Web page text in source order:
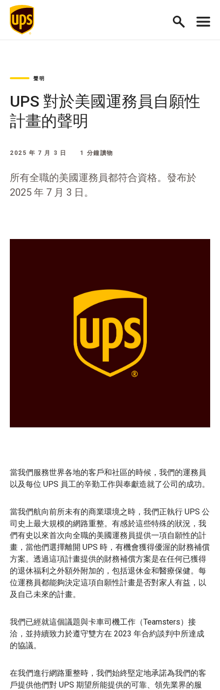
聲明
UPS 對於美國運務員自願性
計畫的聲明
2025 年 7 月 3 日 1 分鐘讀物
所有全職的美國運務員都符合資格。發布於
2025 年 7 月 3 日。
當我們服務世界各地的客戶和社區的時候，我們的運務員
以及每位 UPS 員工的辛勤工作與奉獻造就了公司的成功。
當我們航向前所未有的商業環境之時，我們正執行 UPS 公
司史上最大規模的網路重整。有感於這些特殊的狀況，我
們有史以來首次向全職的美國運務員提供一項自願性的計
畫，當他們選擇離開 UPS 時，有機會獲得優渥的財務補償
方案。透過這項計畫提供的財務補償方案是在任何已獲得
的退休福利之外額外附加的，包括退休金和醫療保健。 每
位運務員都能夠決定這項自願性計畫是否對家人有益，以
及自己未來的計畫。
我們已經就這個議題與卡車司機工作（Teamsters）接
洽，並持續致力於遵守雙方在 2023 年合約談判中所達成
的協議。
在我們進行網路重整時，我們始終堅定地承諾為我們的客
戶提供他們對 UPS 期望所能提供的可靠、領先業界的服